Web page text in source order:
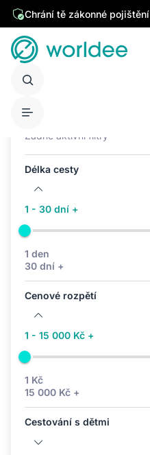
Chrání tě zákonné pojištění
Žádné aktivní filtry
Délka cesty
1 - 30 dní +
1 den
30 dní +
Cenové rozpětí
1 - 15 000 Kč +
1 Kč
15 000 Kč +
Cestování s dětmi